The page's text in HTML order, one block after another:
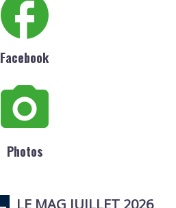
Facebook
Photos
LE MAG JUILLET 2026